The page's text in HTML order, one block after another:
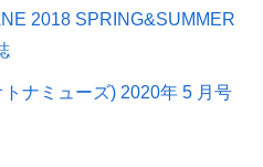
2018 SPRING&SUMMER
トナミューズ) 2020年 5 月号